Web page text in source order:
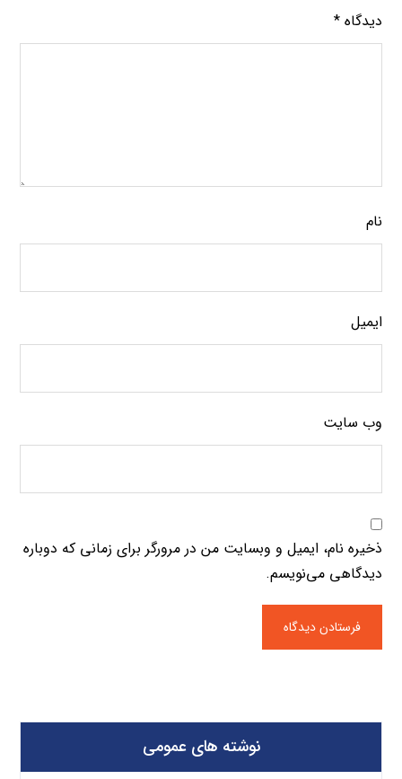
دیدگاه*
نام
ایمیل
وب‌ سایت
ذخیره نام، ایمیل و وبسایت من در مرورگر برای زمانی که دوباره
دیدگاهی می‌نویسم.
نوشته های عمومی